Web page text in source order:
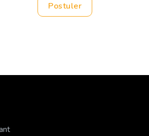
Postuler